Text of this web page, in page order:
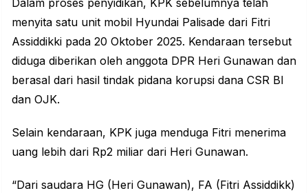
Dalam proses penyidikan, KPK sebelumnya telah
menyita satu unit mobil Hyundai Palisade dari Fitri
Assiddikki pada 20 Oktober 2025. Kendaraan tersebut
diduga diberikan oleh anggota DPR Heri Gunawan dan
berasal dari hasil tindak pidana korupsi dana CSR BI
dan OJK.
Selain kendaraan, KPK juga menduga Fitri menerima
uang lebih dari Rp2 miliar dari Heri Gunawan.
“Dari saudara HG (Heri Gunawan), FA (Fitri Assiddikk)